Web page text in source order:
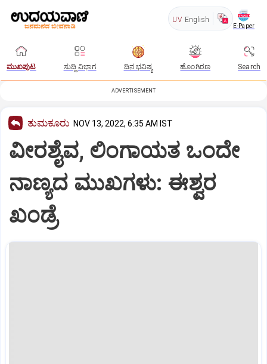
UV English
E-Paper
ಮುಖಪುಟ ಸುದ್ದಿ ವಿಭಾಗ ದಿನ ಭವಿಷ್ಯ ಹೊಂಗಿರಣ Search
ADVERTISEMENT
ತುಮಕೂರು NOV 13, 2022, 6:35 AM IST
ವೀರಶೈವ, ಲಿಂಗಾಯತ ಒಂದೇ
ನಾಣ್ಯದ ಮುಖಗಳು: ಈಶ್ವರ
ಖಂಡ್ರೆ